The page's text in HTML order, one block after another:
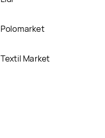
Polomarket
Textil Market